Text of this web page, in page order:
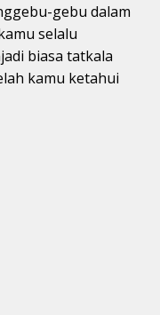
gebu dalam
selalu
biasa tatkala
kamu ketahui